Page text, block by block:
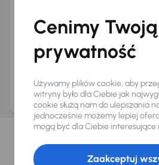
Na numer telefonu (opcjonalnie)
Wyślij
ani zagwarantowaną dostępnością pojazdu.
Dopraváků 874/15, Čimice, 184 00 Praga 8,
Twoje dane osobowe zgodnie z zasadami
osobowych
Wybraliśmy
Wybieramy dla Ciebienajlepsze
dla Ciebiedo 400
Cenimy Twoją
prywatność
Używamy plików cookie, aby
witryny było dla Ciebie jak
cookie służą nam do ulepszania
jednocześnie możemy lepiej
mogą być dla Ciebie interesujące
Zaakceptuj